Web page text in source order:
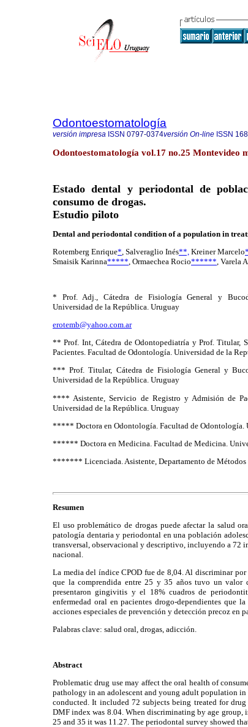
Odontoestomatología
versión impresa ISSN 0797-0374versión On-line ISSN
Odontoestomatología vol.17 no.25 Montevideo
Estado dental y periodontal de
consumo de drogas.
Estudio piloto
Dental and periodontal condition of a population in
Rotemberg Enrique*, Salveraglio Inés**, Kreiner Marcelo
Smaisik Karinna*****, Ormaechea Rocio******, Varela
* Prof. Adj., Cátedra de Fisiología General y
Universidad de la República. Uruguay
erotemb@yahoo.com.ar
** Prof. Int, Cátedra de Odontopediatría y Prof. Titular,
Pacientes. Facultad de Odontología. Universidad de la
*** Prof. Titular, Cátedra de Fisiología General y
Universidad de la República. Uruguay
**** Asistente, Servicio de Registro y Admisión de
Universidad de la República. Uruguay
***** Doctora en Odontología. Facultad de Odontología.
****** Doctora en Medicina. Facultad de Medicina.
******* Licenciada. Asistente, Departamento de
Resumen
El uso problemático de drogas puede afectar la salud
patología dentaria y periodontal en una población
transversal, observacional y descriptivo, incluyendo a 72
nacional.
La media del índice CPOD fue de 8,04. Al discriminar
que la comprendida entre 25 y 35 años tuvo un valor
presentaron gingivitis y el 18% cuadros de
enfermedad oral en pacientes drogo-dependientes que
acciones especiales de prevención y detección precoz en
Palabras clave: salud oral, drogas, adicción.
Abstract
Problematic drug use may affect the oral health of
pathology in an adolescent and young adult population in
conducted. It included 72 subjects being treated for
DMF index was 8.04. When discriminating by age group,
25 and 35 it was 11.27. The periodontal survey showed